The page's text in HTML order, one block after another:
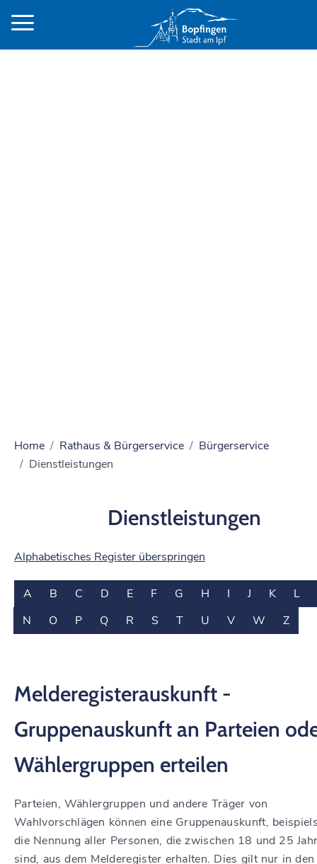
Home Rathaus & Bürgerservice
Bürgerservice
Dienstleistungen
Dienstleistungen
Alphabetisches Register überspringen
A B C D E F G H I J K
L
N
O P Q R S T U V W Z
Melderegisterauskunft -
Gruppenauskunft an Parteien
Wählergruppen erteilen
Parteien, Wählergruppen und andere Träger von
Wahlvorschlägen können eine Gruppenauskunft,
die Nennung aller Personen, die zwischen 18 und 25
sind, aus dem Melderegister erhalten. Dies gilt nur in